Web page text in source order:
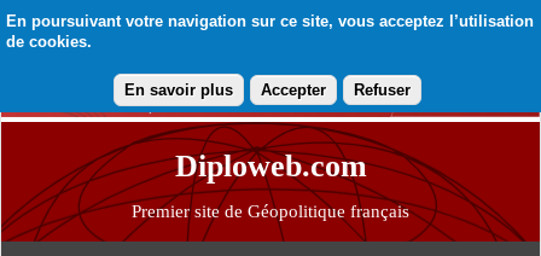
En poursuivant votre navigation sur ce site, vous acceptez l’utilisation
de cookies.
En savoir plus Accepter Refuser
Diploweb.com
Premier site de Géopolitique français